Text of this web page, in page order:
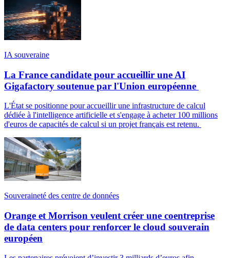
IA souveraine
La France candidate pour accueillir une AI
Gigafactory soutenue par l'Union européenne
L'État se positionne pour accueillir une infrastructure de calcul
dédiée à l'intelligence artificielle et s'engage à acheter 100 millions
d'euros de capacités de calcul si un projet français est retenu.
Souveraineté des centre de données
Orange et Morrison veulent créer une coentreprise
de data centers pour renforcer le cloud souverain
européen